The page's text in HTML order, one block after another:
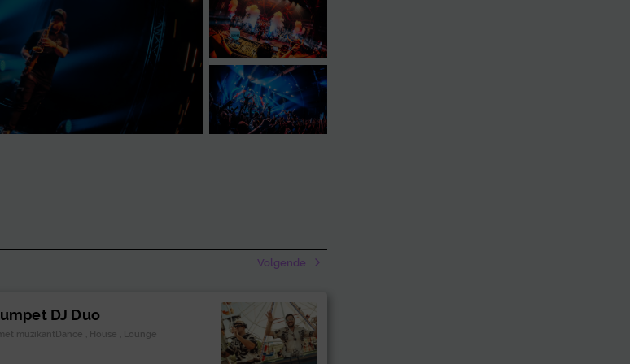
Volgende
DJ Duo
muzikantDance , House , Lounge